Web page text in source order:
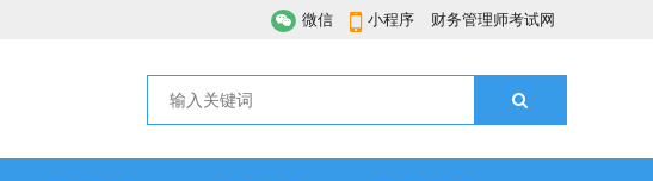
微信 小程序 财务管理师考试网